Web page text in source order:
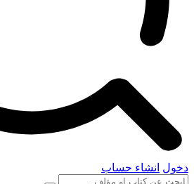
دخول انشاء حساب